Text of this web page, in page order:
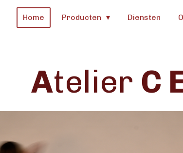
Home Producten Diensten
Atelier C